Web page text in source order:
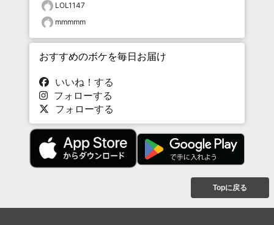
LOL1147
mmmmm
おすすめのボケを毎日お届け
いいね！する
フォローする
フォローする
Topに戻る